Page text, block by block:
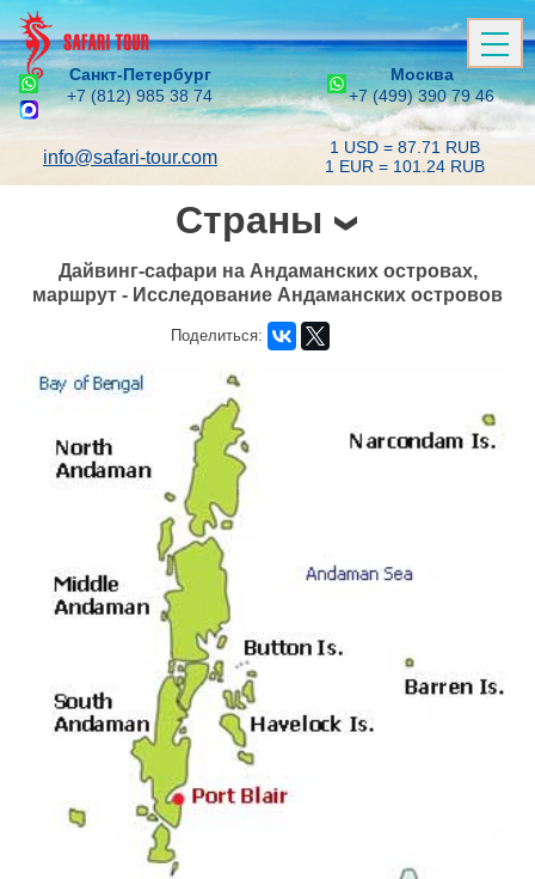
Санкт-Петербург
+7 (812) 985 38 74
Москва
+7 (499) 390 79 46
info@safari-tour.com
1 USD = 87.71 RUB
1 EUR = 101.24 RUB
Страны
Дайвинг-сафари на Андаманских островах,
маршрут - Исследование Андаманских островов
Поделиться: